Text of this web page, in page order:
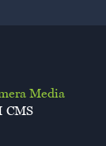
Media
CMS